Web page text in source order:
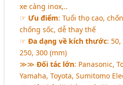
xe càng inox,..
☞ Ưu điểm: Tuổi thọ cao,
chống sốc, dễ thay thế
☞Đa dạng về kích thước:
250, 300 (mm)
≫≫Đối tác lớn: Panasonic,
Yamaha, Toyota, Sumitomo